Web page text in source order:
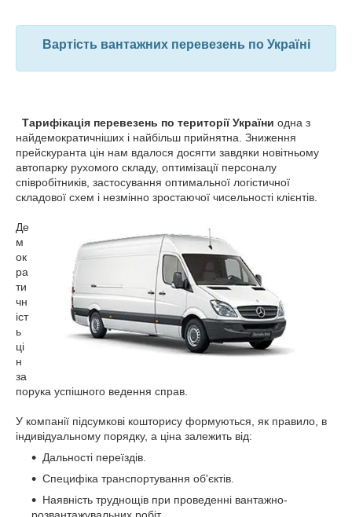
Вартість вантажних перевезень по Україні
Тарифікація перевезень по території України одна з
найдемократичніших і найбільш прийнятна. Зниження
прейскуранта цін нам вдалося досягти завдяки новітньому
автопарку рухомого складу, оптимізації персоналу
співробітників, застосування оптимальної логістичної
складової схем і незмінно зростаючої чисельності клієнтів.
Де
м
ок
ра
ти
чн
іст
ь
ці
н
за
порука успішного ведення справ.
У компанії підсумкові кошторису формуються, як правило, в
індивідуальному порядку, а ціна залежить від:
Дальності переїздів.
Специфіка транспортування об'єктів.
Наявність труднощів при проведенні вантажно-